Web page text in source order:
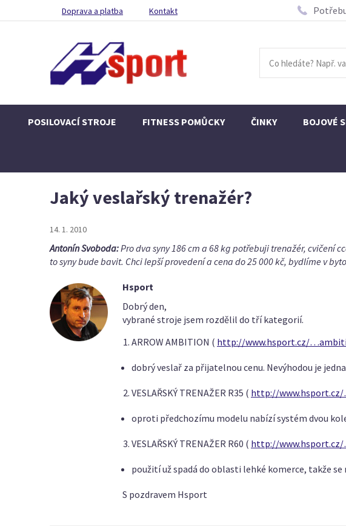
Doprava a platba Kontakt
POSILOVACÍ STROJE FITNESS POMŮCKY ČINKY BOJOVÉ
Jaký veslařský trenažér?
14. 1. 2010
Antonín Svoboda:Pro dva syny 186 cm a 68 kg potřebuji trenažér, cvičení
to syny bude bavit. Chci lepší provedení a cena do 25 000 kč, bydlíme v
Hsport
Dobrý den,
vybrané stroje jsem rozdělil do tří kategorií.
ARROW AMBITION ( http://www.hsport.cz/
dobrý veslař za přijatelnou cenu. Nevýhodou je
VESLAŘSKÝ TRENAŽER R35 ( http://
oproti předchozímu modelu nabízí systém dvou
VESLAŘSKÝ TRENAŽER R60 ( http://
použití už spadá do oblasti lehké komerce, takže
S pozdravem Hsport